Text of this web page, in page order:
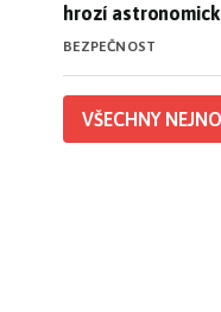
hrozí
BEZPEČNOST
VŠECHNY